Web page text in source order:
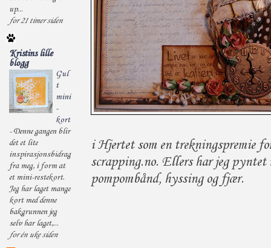
up...
for 21 timer siden
Kristins lille
blogg
Gul
t
mini
-
kort
-Denne gangen blir
det et lite
inspirasjonsbidrag
fra meg, i form at
et mini-restekort.
Jeg har laget mange
kort med denne
bakgrunnen jeg
selv har laget,...
for én uke siden
i Hjertet som en trekningspremie
scrapping.no. Ellers har jeg
pompombånd, hyssing og fjær.